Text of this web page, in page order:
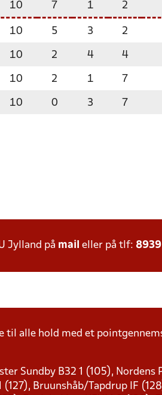
10 7 1 2
10 5 3 2
10 2 4 4
10 2 1 7
10 0 3 7
Jylland på mail eller på tlf:
til alle hold med et
Sundby B32 1 (105), Nordens
Bruunshåb/Tapdrup IF